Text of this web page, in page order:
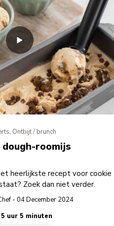
Ontbijt / brunch
dough-roomijs
heerlijkste recept voor cookie
Zoek dan niet verder.
- 04 December 2024
5 uur 5 minuten